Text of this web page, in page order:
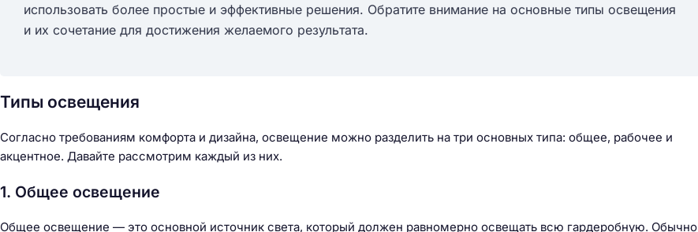
использовать более простые и эффективные решения. Обратите внимание на основные типы освещения
и их сочетание для достижения желаемого результата.
Типы освещения
Согласно требованиям комфорта и дизайна, освещение можно разделить на три основных типа: общее, рабочее и
акцентное. Давайте рассмотрим каждый из них.
1. Общее освещение
Общее освещение — это основной источник света, который должен равномерно освещать всю гардеробную. Обычно